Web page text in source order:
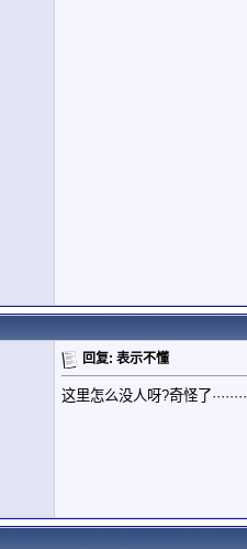
回复: 表示不懂
这里怎么没人呀?奇怪了